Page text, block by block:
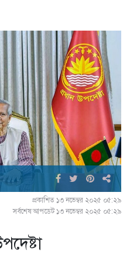
প্রকাশিত ১৩ নভেম্বর ২০২৫ ০৫:২৯
সর্বশেষ আপডেট ১৩ নভেম্বর ২০২৫ ০৫:২৯